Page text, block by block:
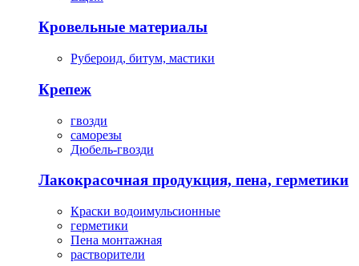
Кровельные материалы
Рубероид, битум, мастики
Крепеж
гвозди
саморезы
Дюбель-гвозди
Лакокрасочная продукция, пена, герметики
Краски водоимульсионные
герметики
Пена монтажная
растворители